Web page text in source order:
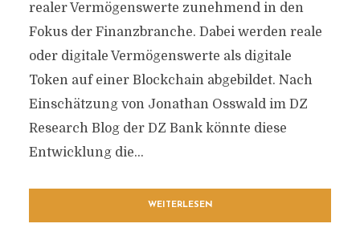
realer Vermögenswerte zunehmend in den
Fokus der Finanzbranche. Dabei werden reale
oder digitale Vermögenswerte als digitale
Token auf einer Blockchain abgebildet. Nach
Einschätzung von Jonathan Osswald im DZ
Research Blog der DZ Bank könnte diese
Entwicklung die...
WEITERLESEN